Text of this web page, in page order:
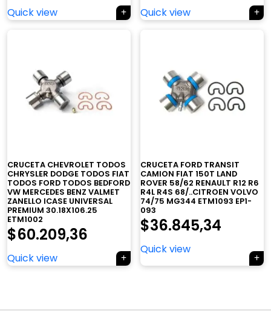
Quick view Quick view
CRUCETA CHEVROLET TODOS
CHRYSLER DODGE TODOS FIAT
TODOS FORD TODOS BEDFORD
VW MERCEDES BENZ VALMET
ZANELLO ICASE UNIVERSAL
PREMIUM 30.18X106.25
ETM1002
$60.209,36
Quick view
CRUCETA FORD TRANSIT
CAMION FIAT 150T LAND
ROVER 58/62 RENAULT R12 R6
R4L R4S 68/..CITROEN VOLVO
74/75 MG344 ETM1093 EP1-
093
$36.845,34
Quick view
×
Tu carrito está vacío.